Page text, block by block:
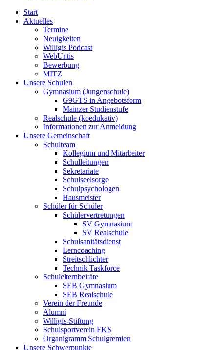
Start
Aktuelles
Termine
Neuigkeiten
Willigis Podcast
WebUntis
Bewerbung
MITZ
Unsere Schulen
Gymnasium (Jungenschule)
G9GTS in Angebotsform
Mainzer Studienstufe
Realschule (koedukativ)
Informationen zur Anmeldung
Unsere Gemeinschaft
Schulteam
Kollegium und Mitarbeiter
Schulleitungen
Sekretariate
Schulseelsorge
Schulpsychologen
Hausmeister
Schüler für Schüler
Schülervertretungen
SV Gymnasium
SV Realschule
Schulsanitätsdienst
Lerncoaching
Streitschlichter
Technik Taskforce
Schulelternbeiräte
SEB Gymnasium
SEB Realschule
Verein der Freunde
Alumni
Willigis-Stiftung
Schulsportverein FKS
Organigramm Schulgremien
Unsere Schwerpunkte